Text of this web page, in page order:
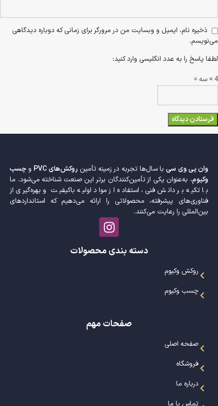
ذخیره نام، ایمیل و وبسایت من در مرورگر برای زمانی که دوباره دیدگاهی
می‌نویسم.
لطفا پاسخ را به عدد انگلیسی وارد کنید:
4 × سه =
وان پی وی سیبا سال‌ها تجربه در زمینه تأمین روکش‌های PVC وچسب
وکیوم، به‌عنوان یکی از تأمین‌کنندگان برتر این صنعت شناخته می‌شود. ما
با تکیه بر دانش فنی، استفاده از مواد اولیه باکیفیت و بهره‌گیری از
فناوری‌های پیشرفته، محصولاتی را ارائه می‌دهیم که استانداردهای
بین‌المللی را رعایت می‌کنند.
دسته بندی محصولات
روکش وکیوم
چسب وکیوم
صفحات مهم
صفحه اصلی
فروشگاه
درباره ما
تماس با ما